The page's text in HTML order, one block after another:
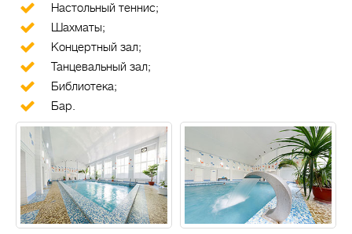
Настольный теннис;
Шахматы;
Концертный зал;
Танцевальный зал;
Библиотека;
Бар.